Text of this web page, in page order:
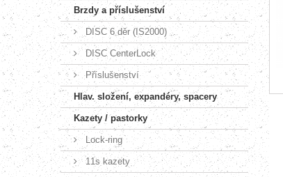
Brzdy a příslušenství
DISC 6 děr (IS2000)
DISC CenterLock
Příslušenství
Hlav. složení, expandéry, spacery
Kazety / pastorky
Lock-ring
11s kazety